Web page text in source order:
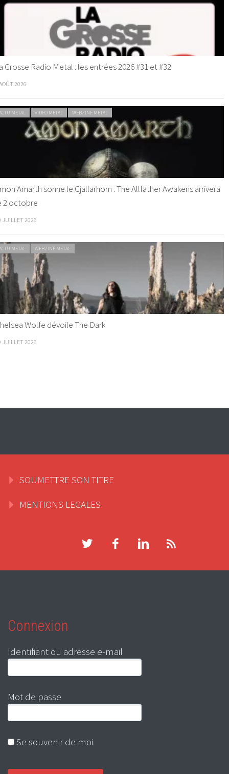
Grosse Radio Metal : les entrées 2026 #31 et #32
2026
METAL VIDEO METAL WEBZINE METAL
Amarth sonne le Gjallarhorn : The Allfather Awakens arrivera
2 octobre
JUILLET 2026
METAL WEBZINE METAL
Wolfe dévoile The Dark
JUILLET 2026
SOUMETTRE SON TITRE
MENTIONS LEGALES
Connexion
Identifiant ou adresse e-mail
Mot de passe
Se souvenir de moi